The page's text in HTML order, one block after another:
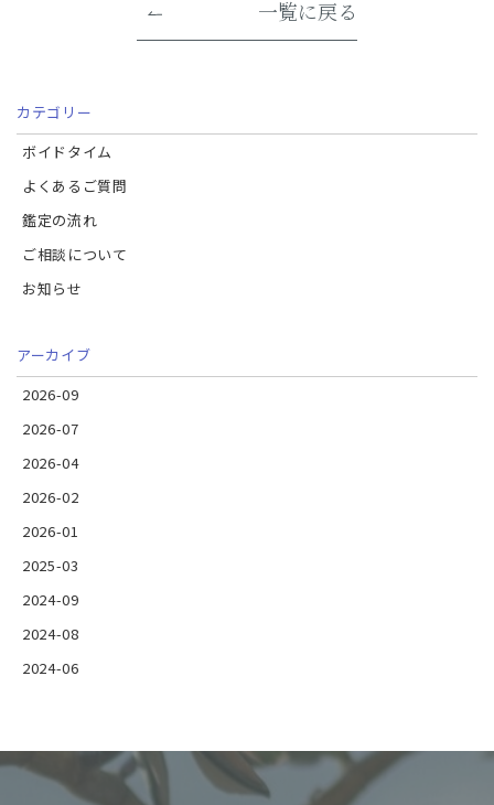
一覧に戻る
カテゴリー
ボイドタイム
よくあるご質問
鑑定の流れ
ご相談について
お知らせ
アーカイブ
2026-09
2026-07
2026-04
2026-02
2026-01
2025-03
2024-09
2024-08
2024-06